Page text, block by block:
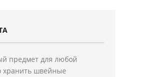
предмет для любой
хранить швейные